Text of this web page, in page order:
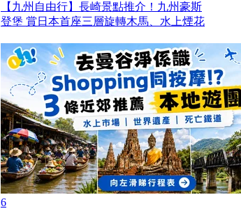
【九州自由行】長崎景點推介！九州豪斯
登堡 賞日本首座三層旋轉木馬、水上煙花
6